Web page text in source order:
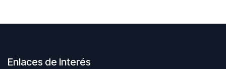
Enlaces de Interés